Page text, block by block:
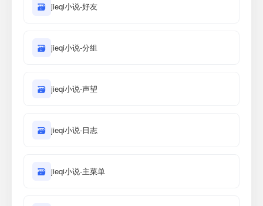
🗃 jieqi小说-好友
🗃 jieqi小说-分组
🗃 jieqi小说-声望
🗃 jieqi小说-日志
🗃 jieqi小说-主菜单